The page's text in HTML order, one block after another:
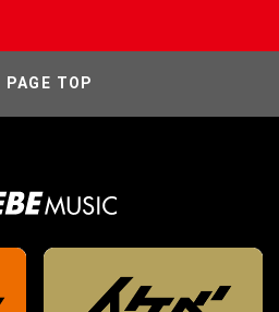
PAGE TOP